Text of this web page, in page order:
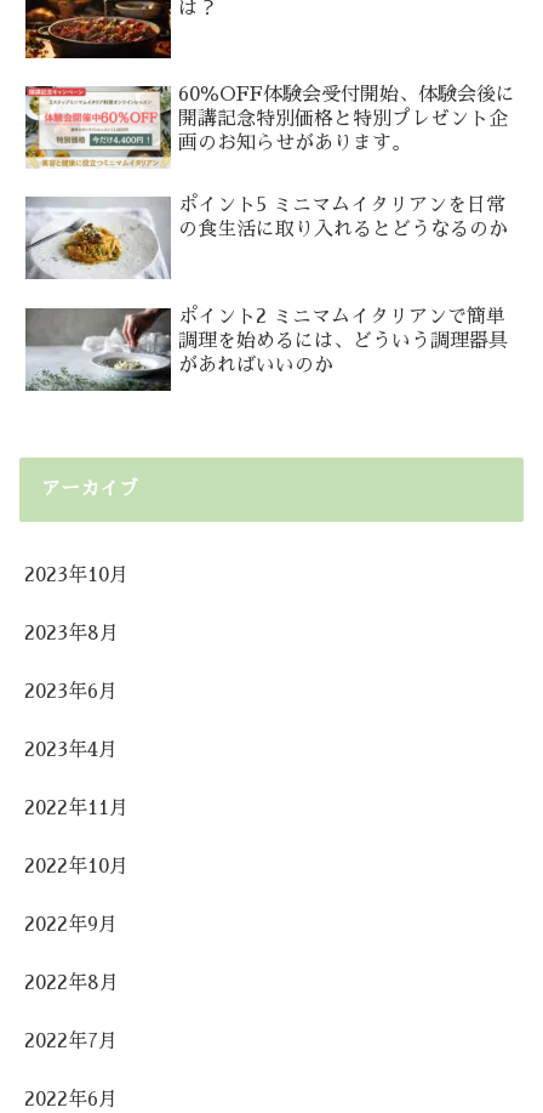
は？
60％OFF体験会受付開始、体験会後に
開講記念特別価格と特別プレゼント企
画のお知らせがあります。
ポイント5 ミニマムイタリアンを日常
の食生活に取り入れるとどうなるのか
ポイント2 ミニマムイタリアンで簡単
調理を始めるには、どういう調理器具
があればいいのか
アーカイブ
2023年10月
2023年8月
2023年6月
2023年4月
2022年11月
2022年10月
2022年9月
2022年8月
2022年7月
2022年6月